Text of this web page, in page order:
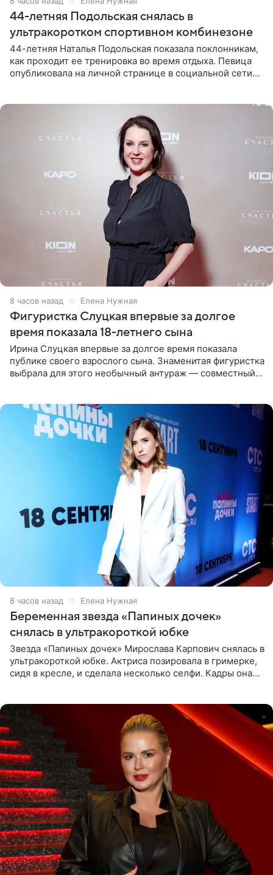
44-летняя Подольская снялась в
ультракоротком спортивном комбинезоне
44-летняя Наталья Подольская показала поклонникам,
как проходит ее тренировка во время отдыха. Певица
опубликовала на личной странице в социальной сети
8 часов назад Елена Нужная
Фигуристка Слуцкая впервые за долгое
время показала 18-летнего сына
Ирина Слуцкая впервые за долгое время показала
публике своего взрослого сына. Знаменитая фигуристка
выбрала для этого необычный антураж — совместный
8 часов назад Елена Нужная
Беременная звезда «Папиных дочек»
снялась в ультракороткой юбке
Звезда «Папиных дочек» Мирослава Карпович снялась в
ультракороткой юбке. Актриса позировала в гримерке,
сидя в кресле, и сделала несколько селфи. Кадры она